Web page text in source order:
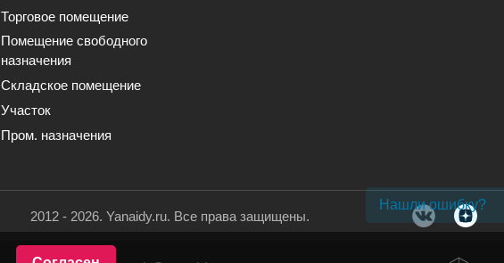
Нашли ошибку?
Торговое помещение
Помещение свободного
назначения
Складское помещение
Участок
Пром. назначения
2012 - 2026. Yanaidy.ru. Все права защищены.